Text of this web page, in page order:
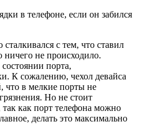
с тем, что ставил
ничего не происходило.
порта,
К сожалению, чехол девайса
что в мелкие порты не
Но не стоит
как порт телефона можно
делать это максимально